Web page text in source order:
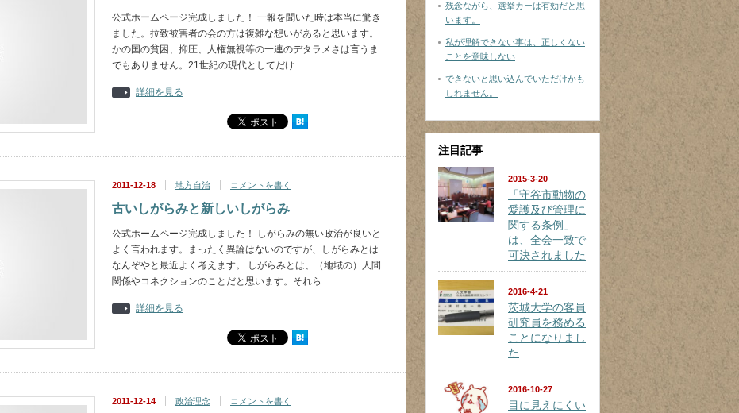
公式ホームページ完成しました！ 一報を聞いた時は本当に驚き
ました。拉致被害者の会の方は複雑な想いがあると思います。
かの国の貧困、抑圧、人権無視等の一連のデタラメさは言うま
でもありません。21世紀の現代としてだけ…
詳細を見る
2011-12-18 地方自治 コメントを書く
古いしがらみと新しいしがらみ
公式ホームページ完成しました！ しがらみの無い政治が良いと
よく言われます。まったく異論はないのですが、しがらみとは
なんぞやと最近よく考えます。 しがらみとは、（地域の）人間
関係やコネクションのことだと思います。それら…
詳細を見る
2011-12-14 政治理念 コメントを書く
残念ながら、選挙カーは有効だと思
います。
私が理解できない事は、正しくない
ことを意味しない
できないと思い込んでいただけかも
しれません。
注目記事
2015-3-20
「守谷市動物の
愛護及び管理に
関する条例」
は、全会一致で
可決されました
2016-4-21
茨城大学の客員
研究員を務める
ことになりまし
た
2016-10-27
目に見えにくい